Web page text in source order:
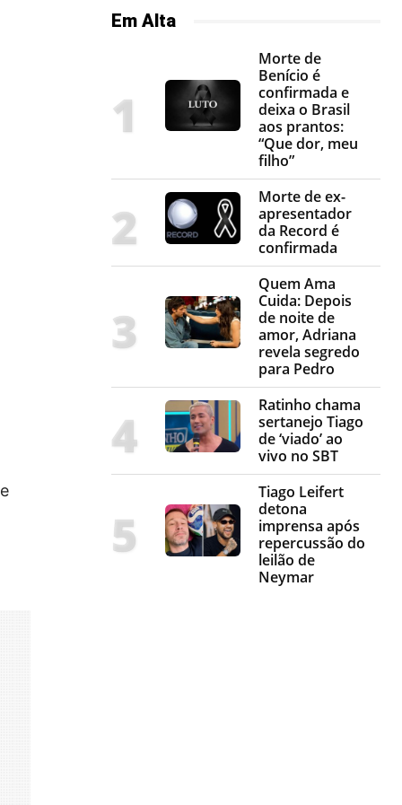
Em Alta
Morte de
Benício é
confirmada e
deixa o Brasil
aos prantos:
“Que dor, meu
filho”
Morte de ex-
apresentador
da Record é
confirmada
Quem Ama
Cuida: Depois
de noite de
amor, Adriana
revela segredo
para Pedro
Ratinho chama
sertanejo Tiago
de ‘viado’ ao
vivo no SBT
Tiago Leifert
detona
imprensa após
repercussão do
leilão de
Neymar